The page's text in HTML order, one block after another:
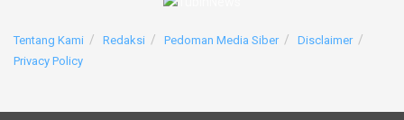
Tentang Kami Redaksi Pedoman Media Siber
Disclaimer
Privacy Policy